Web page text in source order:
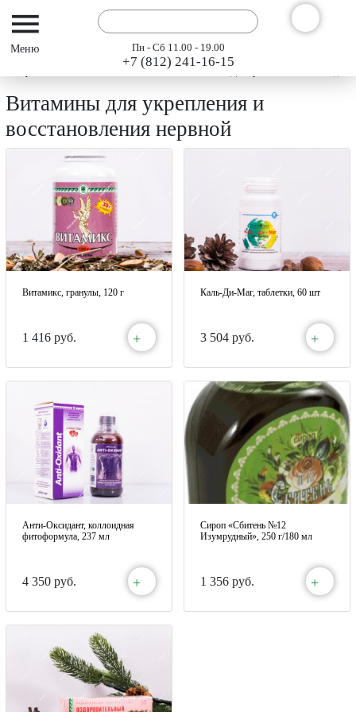
Пн - Сб 11.00 - 19.00
+7 (812) 241-16-15
Каталог
Витамины для укрепления и
восстановления нервной
Витамикс, гранулы, 120 г
1 416 руб. +
Каль-Ди-Маг, таблетки, 60 шт
3 504 руб. +
Анти-Оксидант, коллоидная
фитоформула, 237 мл
4 350 руб. +
Сироп «Сбитень №12
Изумрудный», 250 г/180 мл
1 356 руб. +